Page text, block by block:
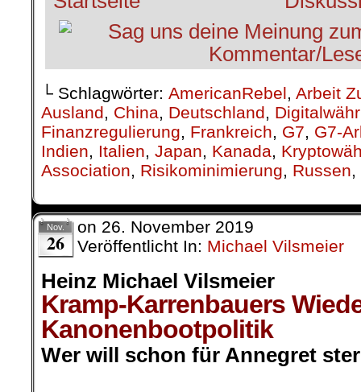
└ Schlagwörter: AmericanRebel, Arbeit
Ausland, China, Deutschland,
Finanzregulierung, Frankreich, G7, G7-
Indien, Italien, Japan, Kanada,
Association, Risikominimierung, Russen,
Nov.
26
on 26. November 2019
Veröffentlicht In: Michael Vilsmeier
Heinz Michael Vilsmeier
Kramp-Karrenbauers
Kanonenbootpolitik
Wer will schon für Annegret